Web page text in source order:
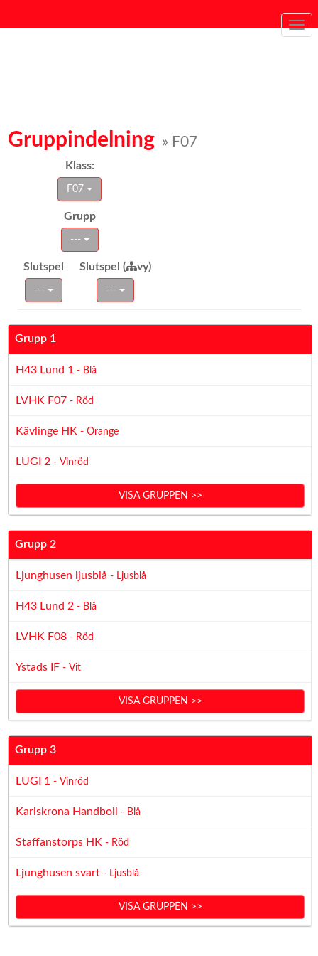
Gruppindelning » F07
Klass:
F07
Grupp
---
Slutspel Slutspel ( vy)
--- ---
Grupp 1
H43 Lund 1 - Blå
LVHK F07 - Röd
Kävlinge HK - Orange
LUGI 2 - Vinröd
VISA GRUPPEN >>
Grupp 2
Ljunghusen ljusblå - Ljusblå
H43 Lund 2 - Blå
LVHK F08 - Röd
Ystads IF - Vit
VISA GRUPPEN >>
Grupp 3
LUGI 1 - Vinröd
Karlskrona Handboll - Blå
Staffanstorps HK - Röd
Ljunghusen svart - Ljusblå
VISA GRUPPEN >>